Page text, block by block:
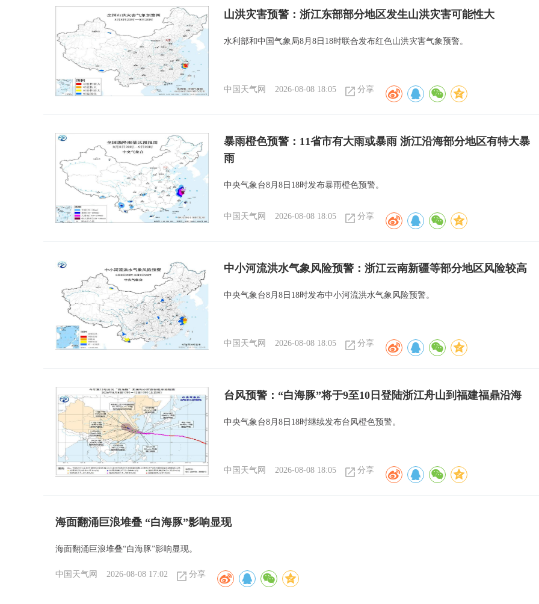
山洪灾害预警：浙江东部部分地区发生山洪灾害可能性大
水利部和中国气象局8月8日18时联合发布红色山洪灾害气象预警。
中国天气网 2026-08-08 18:05 分享
暴雨橙色预警：11省市有大雨或暴雨 浙江沿海部分地区有特大暴
雨
中央气象台8月8日18时发布暴雨橙色预警。
中国天气网 2026-08-08 18:05 分享
中小河流洪水气象风险预警：浙江云南新疆等部分地区风险较高
中央气象台8月8日18时发布中小河流洪水气象风险预警。
中国天气网 2026-08-08 18:05 分享
台风预警：“白海豚”将于9至10日登陆浙江舟山到福建福鼎沿海
中央气象台8月8日18时继续发布台风橙色预警。
中国天气网 2026-08-08 18:05 分享
海面翻涌巨浪堆叠 “白海豚”影响显现
海面翻涌巨浪堆叠“白海豚”影响显现。
中国天气网 2026-08-08 17:02 分享